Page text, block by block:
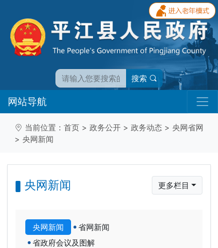
搜索
网站导航
当前位置： 首页 > 政务公开 > 政务动态 > 央网省网
> 央网新闻
央网新闻 更多栏目
央网新闻
省网新闻
省政府会议及图解